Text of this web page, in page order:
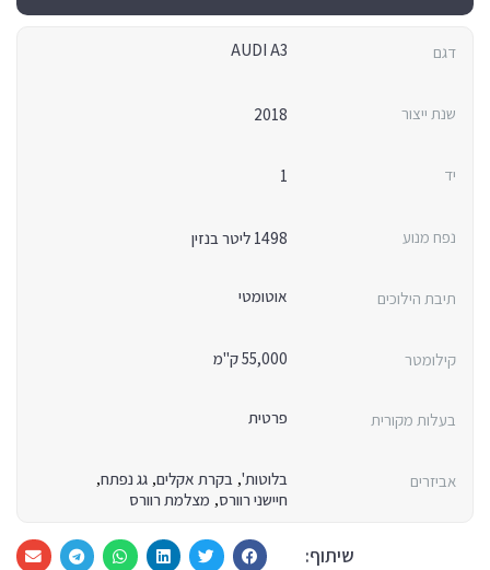
דגם AUDI A3
שנת ייצור 2018
יד 1
נפח מנוע 1498 ליטר בנזין
תיבת הילוכים אוטומטי
קילומטר 55,000 ק"מ
בעלות מקורית פרטית
אביזרים בלוטות', בקרת אקלים, גג נפתח,
חיישני רוורס, מצלמת רוורס
שיתוף: